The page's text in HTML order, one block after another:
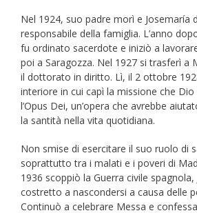
Nel 1924, suo padre morì e Josemaría
responsabile della famiglia. L’anno
fu ordinato sacerdote e iniziò a
poi a Saragozza. Nel 1927 si trasferì a
il dottorato in diritto. Lì, il 2 ottobre
interiore in cui capì la missione che
l’Opus Dei, un’opera che avrebbe
la santità nella vita quotidiana.
Non smise di esercitare il suo ruolo di
soprattutto tra i malati e i poveri di
1936 scoppiò la Guerra civile
costretto a nascondersi a causa delle
Continuò a celebrare Messa e